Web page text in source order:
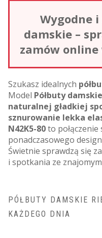
Wygodne
damskie –
zamów online
Szukasz idealnych
Model Półbuty
naturalnej gładkiej
sznurowanie lekka
N42K5-80to
ponadczasowego
Świetnie sprawdzą się
i spotkania ze
PÓŁBUTY DAMSKIE
KAŻDEGO DNIA